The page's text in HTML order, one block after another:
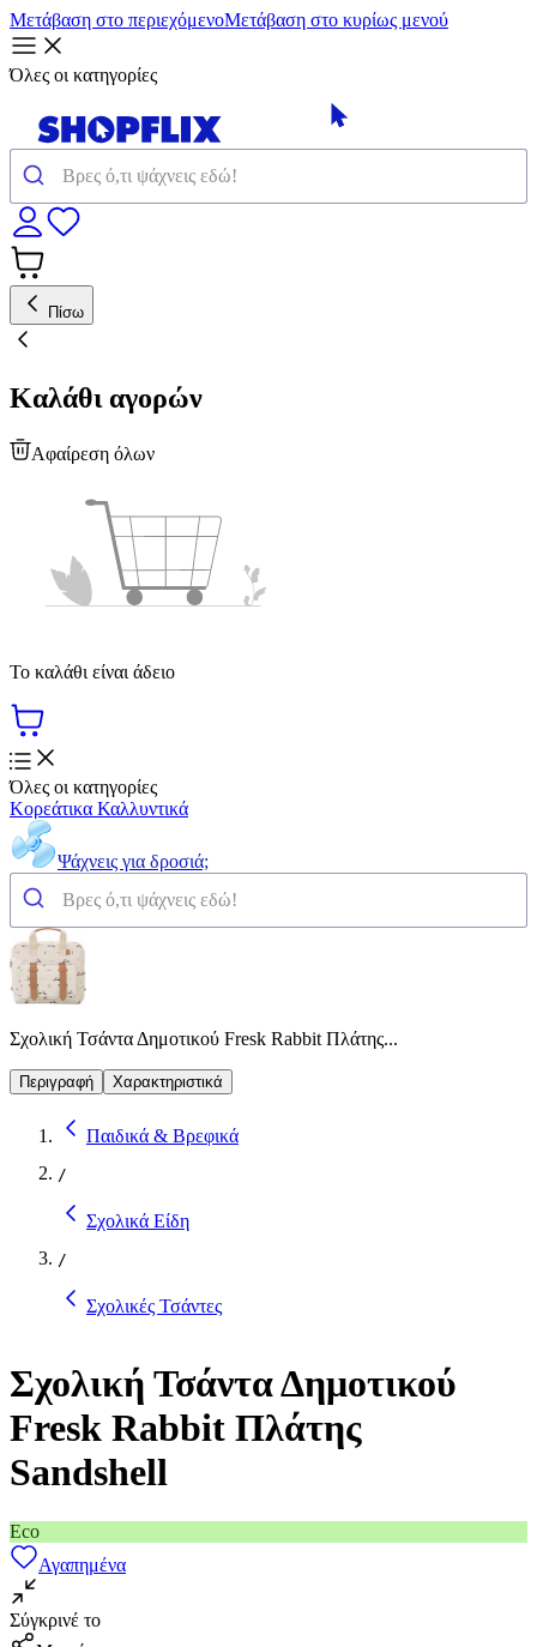
Μετάβαση στο περιεχόμενοΜετάβαση στο κυρίως μενού
Όλες οι κατηγορίες
Πίσω
Καλάθι αγορών
Αφαίρεση όλων
Το καλάθι είναι άδειο
Όλες οι κατηγορίες
Κορεάτικα Καλλυντικά
Ψάχνεις για δροσιά;
Σχολική Τσάντα Δημοτικού Fresk Rabbit Πλάτης...
Περιγραφή Χαρακτηριστικά
Παιδικά & Βρεφικά
/
Σχολικά Είδη
/
Σχολικές Τσάντες
Σχολική Τσάντα Δημοτικού
Fresk Rabbit Πλάτης
Sandshell
Eco
Αγαπημένα
Σύγκρινέ το